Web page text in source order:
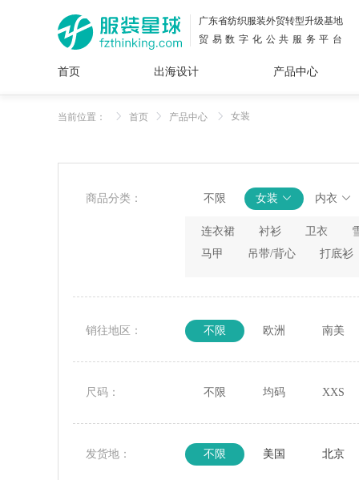
广东省纺织服装外贸转型升级基地
贸易数字化公共服务平台
首页 出海设计 产品中心
当前位置： 首页 产品中心 女装
商品分类： 不限 女装 内衣
连衣裙 衬衫 卫衣
马甲
吊带/背心 打底衫
销往地区： 不限 欧洲 南美
尺码： 不限 均码 XXS
发货地： 不限 美国 北京